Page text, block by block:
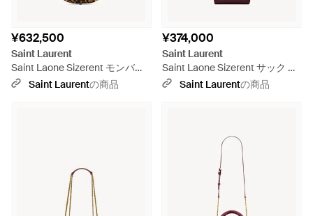
¥632,500
Saint Laurent
Saint Laone Sizerent モンバサ
スモール（ポニーヘアレザー）
Saint Laurentの商品
¥374,000
Saint Laurent
Saint Laone Sizerent サック ド
ジュール ボストン ミニ（サン
Saint Laurentの商品